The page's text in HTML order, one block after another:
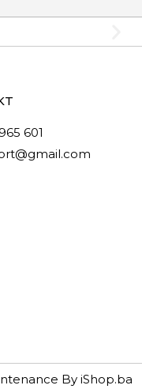
601
By iShop.ba